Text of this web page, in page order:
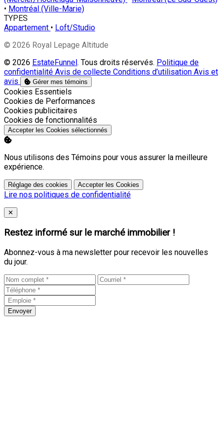
• Montréal (Ville-Marie)
TYPES
Appartement • Loft/Studio
© 2026 Royal Lepage Altitude
© 2026 EstateFunnel. Tous droits réservés. Politique de
confidentialité Avis de collecte Conditions d’utilisation Avis et
avis
Gérer mes témoins
Activer
Cookies Essentiels
Activer
Cookies de Performances
Activer
Cookies publicitaires
Activer
Cookies de fonctionnalités
Accepter les Cookies sélectionnés
Nous utilisons des Témoins pour vous assurer la meilleure
expérience.
Réglage des cookies Accepter les Cookies
Lire nos politiques de confidentialité
Close
✕
Restez informé sur le marché immobilier !
Abonnez-vous à ma newsletter pour recevoir les nouvelles
du jour.
Envoyer